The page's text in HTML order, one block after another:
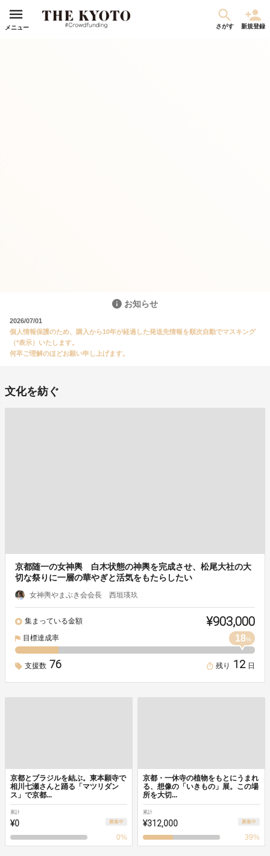
メニュー さがす 新規登録
お知らせ
2026/07/01
個人情報保護のため、購入から10年が経過した発送先情報を順次自動でマスキング
（*表示）いたします。
何卒ご理解のほどお願い申し上げます。
文化を紡ぐ
京都随一の女神輿 白木状態の神輿を完成させ、松尾大社の大
切な祭りに一層の華やぎと活気をもたらしたい
女神輿やまぶき会会長 西垣瑛玖
集まっている金額 ¥903,000
目標達成率 18%
支援数 76 残り 12 日
京都とブラジルを結ぶ。東本願寺で
相川七瀬さんと踊る「マツリダン
ス」で京都...
累計
¥0 募集中
0%
京都・一休寺の植物をもとにうまれ
る、想像の「いきもの」展。この場
所を大切...
累計
¥312,000 募集中
39%